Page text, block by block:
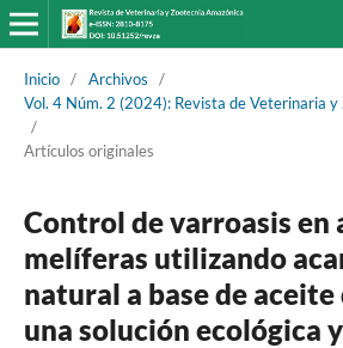
Inicio / Archivos
/
Vol. 4 Núm. 2 (2024): Revista de Veterinaria y
/
Artículos originales
Control de varroasis en
melíferas utilizando
natural a base de aceite
una solución ecológica